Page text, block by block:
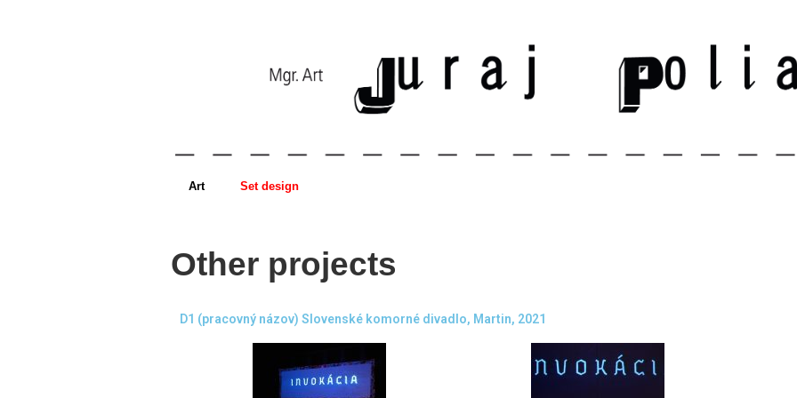
Art Set design
Other projects
D1 (pracovný názov) Slovenské komorné divadlo, Martin, 2021​